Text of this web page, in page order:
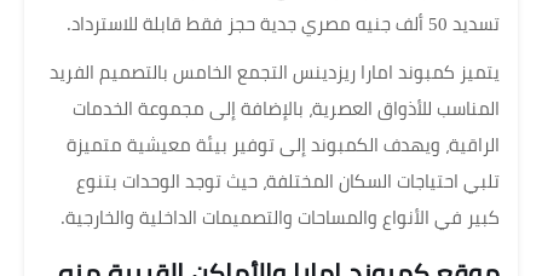
تسديد 50 ألف جنيه مصري جدية حجز فقط قابلة للاسترداد.
يتميز كمبوند امارا ريزدينس التجمع الخامس بالتصميم الفريد
المناسب للأذواق العصرية، بالإضافة إلى مجموعة الخدمات
الراقية، ويهدف الكمبوند إلى توفير بيئة معيشية متميزة
تلبي احتياجات السكان المختلفة، حيث توجد الوحدات بتنوع
كبير في الأنواع والمساحات والتصميمات الداخلية والخارجية.